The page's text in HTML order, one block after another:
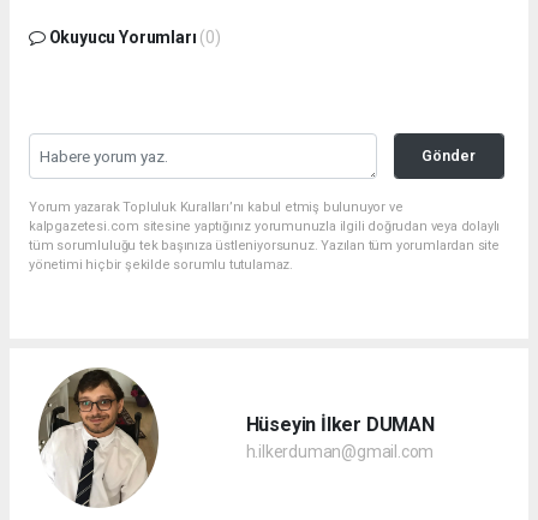
Okuyucu Yorumları (0)
Gönder
Yorum yazarak Topluluk Kuralları’nı kabul etmiş bulunuyor ve
kalpgazetesi.com sitesine yaptığınız yorumunuzla ilgili doğrudan veya dolaylı
tüm sorumluluğu tek başınıza üstleniyorsunuz. Yazılan tüm yorumlardan site
yönetimi hiçbir şekilde sorumlu tutulamaz.
Hüseyin İlker DUMAN
h.ilkerduman@gmail.com